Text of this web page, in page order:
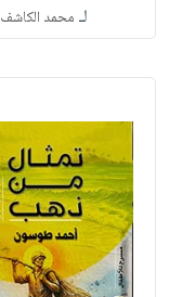
لـ محمد الكاشف